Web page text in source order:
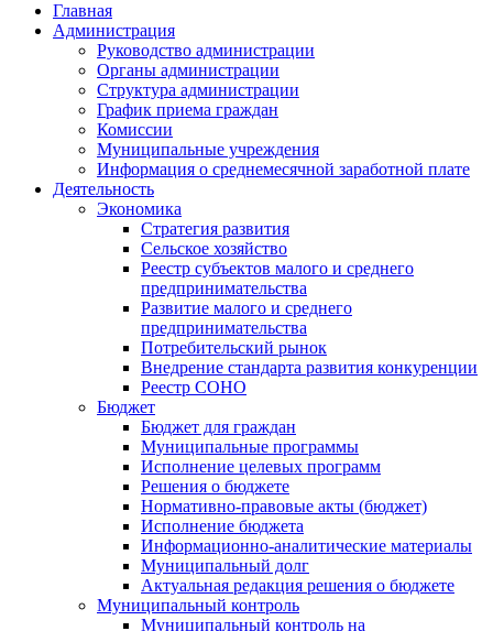
Главная
Администрация
Руководство администрации
Органы администрации
Структура администрации
График приема граждан
Комиссии
Муниципальные учреждения
Информация о среднемесячной заработной плате
Деятельность
Экономика
Стратегия развития
Сельское хозяйство
Реестр субъектов малого и среднего
предпринимательства
Развитие малого и среднего
предпринимательства
Потребительский рынок
Внедрение стандарта развития конкуренции
Реестр СОНО
Бюджет
Бюджет для граждан
Муниципальные программы
Исполнение целевых программ
Решения о бюджете
Нормативно-правовые акты (бюджет)
Исполнение бюджета
Информационно-аналитические материалы
Муниципальный долг
Актуальная редакция решения о бюджете
Муниципальный контроль
Муниципальный контроль на